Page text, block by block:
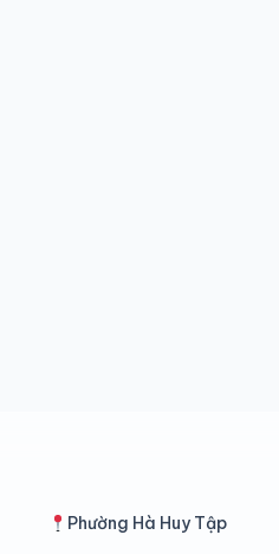
Phường Hà Huy Tập